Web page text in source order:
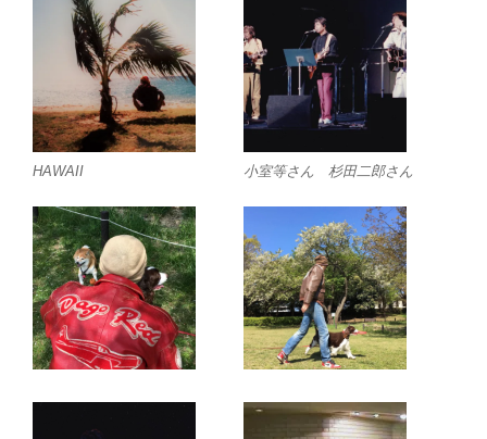
HAWAII 小室等さん 杉田二郎さん